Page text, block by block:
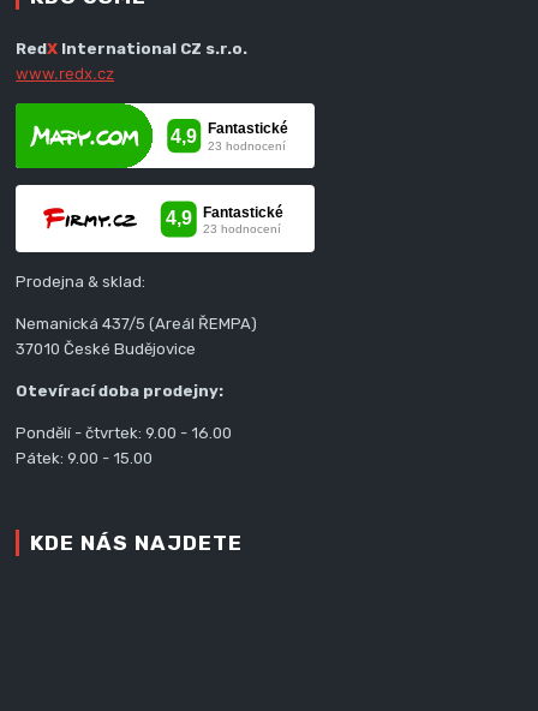
RedX International CZ s.r.o.
www.redx.cz
Prodejna & sklad:
Nemanická 437/5 (Areál ŘEMPA)
37010 České Budějovice
Otevírací doba prodejny:
Pondělí - čtvrtek: 9.00 - 16.00
Pátek: 9.00 - 15.00
KDE NÁS NAJDETE